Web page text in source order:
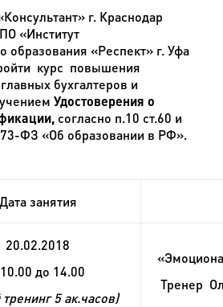
г. Краснодар
«Институт
образования «Респект» г. Уфа
курс повышения
бухгалтеров и
Удостоверения о
согласно п.10 ст.60 и
ФЗ «Об образовании в РФ».
Дата занятия
20.02.2018
до 14.00
5 ак.часов)
Тренер